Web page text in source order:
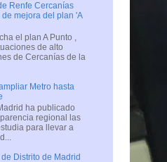
Renfe Cercanías
mejora del plan 'A
el plan A Punto ,
de alto
de Cercanías de la
Metro hasta
ha publicado
regional las
para llevar a
Distrito de Madrid